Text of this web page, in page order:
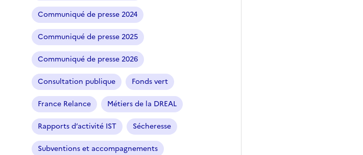
Communiqué de presse 2024
Communiqué de presse 2025
Communiqué de presse 2026
Consultation publique Fonds vert
France Relance Métiers de la DREAL
Rapports d’activité IST Sécheresse
Subventions et accompagnements